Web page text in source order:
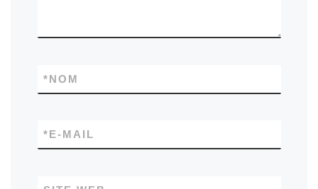
NOM
*
E-MAIL
*